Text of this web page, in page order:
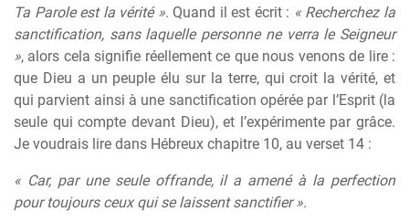
Ta Parole est la vérité ». Quand il est écrit : « Recherchez la
sanctification, sans laquelle personne ne verra le Seigneur
», alors cela signifie réellement ce que nous venons de lire :
que Dieu a un peuple élu sur la terre, qui croit la vérité, et
qui parvient ainsi à une sanctification opérée par l’Esprit (la
seule qui compte devant Dieu), et l’expérimente par grâce.
Je voudrais lire dans Hébreux chapitre 10, au verset 14 :
« Car, par une seule offrande, il a amené à la perfection
pour toujours ceux qui se laissent sanctifier ».